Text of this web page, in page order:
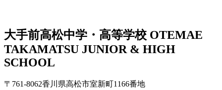
大手前高松中学・高等学校 OTEMAE
TAKAMATSU JUNIOR & HIGH
SCHOOL
〒761-8062香川県高松市室新町1166番地